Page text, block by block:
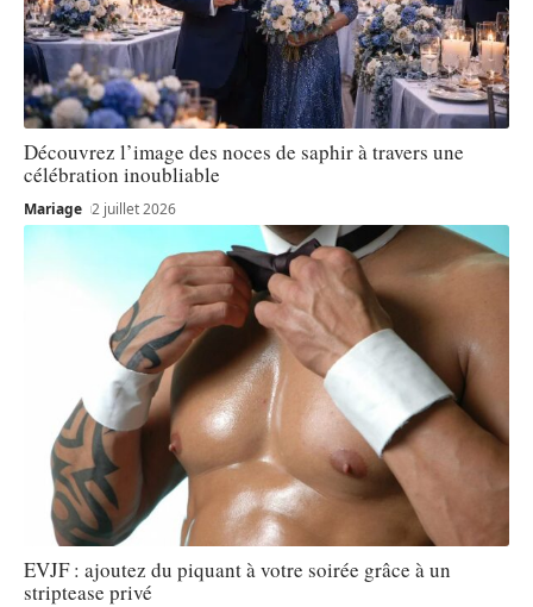
Découvrez l’image des noces de saphir à travers une
célébration inoubliable
Mariage 2 juillet 2026
EVJF : ajoutez du piquant à votre soirée grâce à un
striptease privé